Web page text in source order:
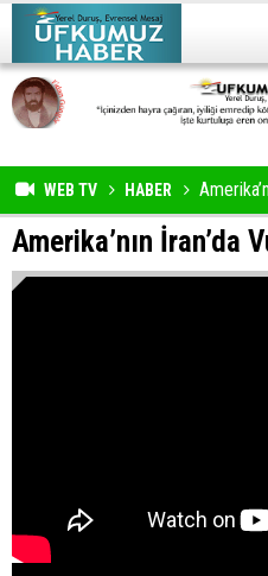
WEB TV HABER
Amerika’nın İran’da